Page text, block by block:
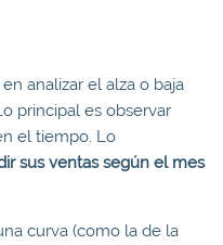
analizar el alza o baja
principal es observar
el tiempo. Lo
sus ventas según el mes
curva (como la de la